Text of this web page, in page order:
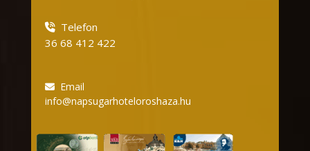
Telefon
36 68 412 422
Email
info@napsugarhoteloroshaza.hu